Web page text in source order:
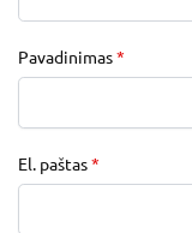
Pavadinimas*
El. paštas*